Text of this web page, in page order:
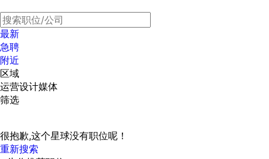
最新
急聘
附近
区域
运营设计媒体
筛选
很抱歉,这个星球没有职位呢！
重新搜索